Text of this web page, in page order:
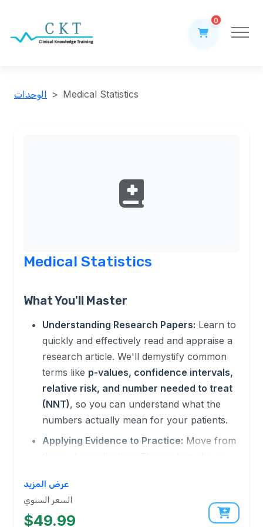
0
الوحدات Medical Statistics
Medical Statistics
What You'll Master
Understanding Research Papers: Learn to
quickly and effectively read and appraise a
research article. We'll demystify common
terms like p-values, confidence intervals,
relative risk, and number needed to treat
(NNT), so you can understand what the
numbers actually mean for your patients.
Applying Evidence to Practice: Move from
your clinical choices—from prescribing new
drugs to adopting new screening protocols.
Recognizing Bias and Flaws:
Develop a
عرض المزيد
السعر السنوي
$49.99